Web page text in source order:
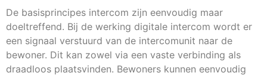
De basisprincipes intercom zijn eenvoudig maar
doeltreffend. Bij de werking digitale intercom wordt er
een signaal verstuurd van de intercomunit naar de
bewoner. Dit kan zowel via een vaste verbinding als
draadloos plaatsvinden. Bewoners kunnen eenvoudig